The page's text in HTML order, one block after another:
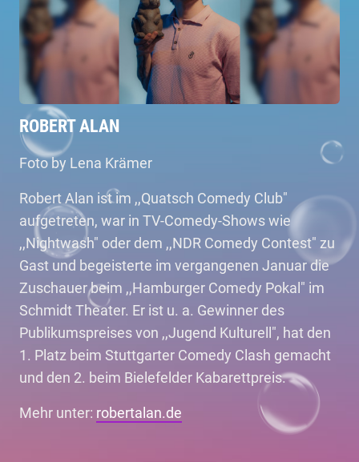
ROBERT ALAN
Foto by Lena Krämer
Robert Alan ist im ,,Quatsch Comedy Club"
aufgetreten, war in TV-Comedy-Shows wie
,,Nightwash" oder dem ,,NDR Comedy Contest" zu
Gast und begeisterte im vergangenen Januar die
Zuschauer beim ,,Hamburger Comedy Pokal" im
Schmidt Theater. Er ist u. a. Gewinner des
Publikumspreises von ,,Jugend Kulturell", hat den
1. Platz beim Stuttgarter Comedy Clash gemacht
und den 2. beim Bielefelder Kabarettpreis.
Mehr unter: robertalan.de